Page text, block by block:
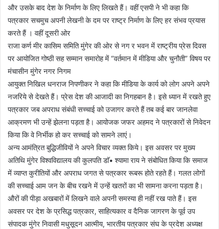
और उसके बाद देश के निर्माण के लिए लिखते हैं। वहीं एसपी ने भी कहा कि
पत्रकार सचमुच अपनी लेखनी के दम पर राष्ट्र निर्माण के लिए हर संभव प्रयास
करते हैं । वहीं दूसरी ओर
राजा कर्ण मीर कासिम समिति मुंगेर की ओर से नग र भवन में राष्ट्रीय प्रेस दिवस
पर आयोजित गोष्ठी सह सम्मान समारोह में “वर्तमान में मीडिया और चुनौती” विषय पर
मंचासीन मुंगेर नगर निगम
आयुक्त निखिल धनराज निपणीकर ने कहा कि मीडिया के कार्य को लोग अपने अपने
नजरिये से देखते हैं। प्रेस देश की आजादी का निगहबान है। इसे ध्यान में रखते हुए
पत्रकार जब अपराध संबंधी सच्चाई को उजागर करते हैं तब कई बार जानलेवा
आक्रमण भी उन्हें झेलना पड़ता है। आयोजक जफर अहमद ने पत्रकारों से निवेदन
किया कि वे निर्भीक हो कर सच्चाई को सामने लाएं।
अन्य आमंत्रित बुद्धिजीवियों ने अपने विचार व्यक्त किये। इस अवसर पर मुख्य
अतिथि मुंगेर विश्वविद्यालय की कुलपति डाॅ• श्यामा राय ने संबोधित किया कि समाज
में व्याप्त कुरीतियों और अपराध जगत से पत्रकार रूबरू होते रहते हैं। गलत लोगों
की सच्चाई आम जन के बीच रखने में उन्हें खतरों का भी सामना करना पड़ता है।
औरों की पीड़ा अखबारों में लिखने वाले अपनी समस्या ही नहीं रख पाते हैं। इस
अवसर पर देश के प्रसिद्ध पत्रकार, साहित्यकार व दैनिक जागरण के पूर्व उप
संपादक मुंगेर निवासी मधुसूदन आत्मीय, भारतीय पत्रकार संघ के प्रदेश अध्यक्ष